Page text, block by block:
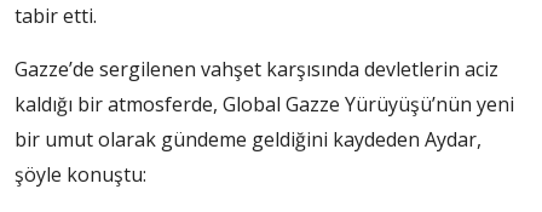
tabir etti.
Gazze’de sergilenen vahşet karşısında devletlerin aciz
kaldığı bir atmosferde, Global Gazze Yürüyüşü’nün yeni
bir umut olarak gündeme geldiğini kaydeden Aydar,
şöyle konuştu: